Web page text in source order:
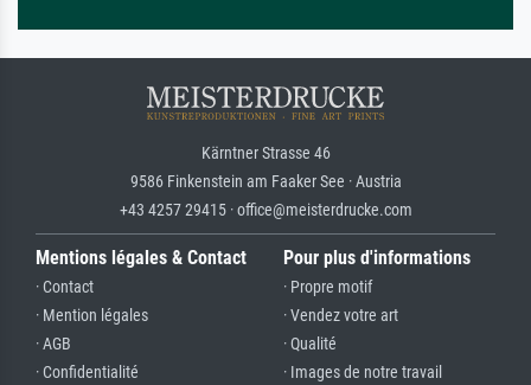
Kärntner Strasse 46
9586 Finkenstein am Faaker See · Austria
+43 4257 29415 · office@meisterdrucke.com
Mentions légales & Contact
· Contact
· Mention légales
· AGB
· Confidentialité
Pour plus d'informations
· Propre motif
· Vendez votre art
· Qualité
· Images de notre travail